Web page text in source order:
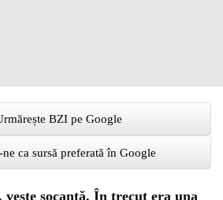
BZI pe Google
ca sursă preferată în Google
veste șocantă. În trecut era una